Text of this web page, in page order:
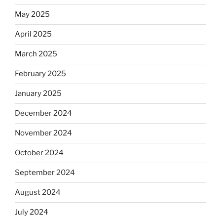
May 2025
April 2025
March 2025
February 2025
January 2025
December 2024
November 2024
October 2024
September 2024
August 2024
July 2024